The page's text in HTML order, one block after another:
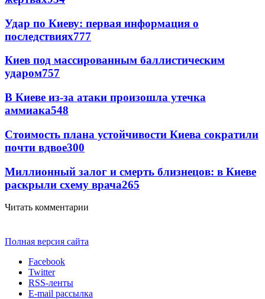
Удар по Киеву: первая информация о
последствиях777
Киев под массированным баллистическим
ударом757
В Киеве из-за атаки произошла утечка
аммиака548
Стоимость плана устойчивости Киева сократили
почти вдвое300
Миллионный залог и смерть близнецов: в Киеве
раскрыли схему врача265
Читать комментарии
Полная версия сайта
Facebook
Twitter
RSS-ленты
E-mail рассылка